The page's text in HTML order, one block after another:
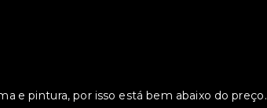
e pintura, por isso está bem abaixo do preço.